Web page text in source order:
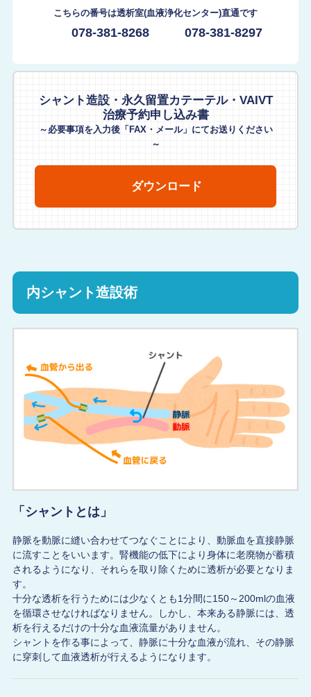
こちらの番号は透析室(血液浄化センター)直通です
078-381-8268 078-381-8297
シャント造設・永久留置カテーテル・VAIVT
治療予約申し込み書
～必要事項を入力後「FAX・メール」にてお送りください
～
ダウンロード
内シャント造設術
「シャントとは」
静脈を動脈に縫い合わせてつなぐことにより、動脈血を直接静脈
に流すことをいいます。腎機能の低下により身体に老廃物が蓄積
されるようになり、それらを取り除くために透析が必要となりま
す。
十分な透析を行うためには少なくとも1分間に150～200mlの血液
を循環させなければなりません。しかし、本来ある静脈には、透
析を行えるだけの十分な血液流量がありません。
シャントを作る事によって、静脈に十分な血液が流れ、その静脈
に穿刺して血液透析が行えるようになります。